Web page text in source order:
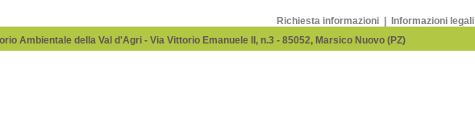
Richiesta informazioni Informazioni legali
Ambientale della Val d'Agri - Via Vittorio Emanuele II, n.3 - 85052, Marsico Nuovo (PZ)